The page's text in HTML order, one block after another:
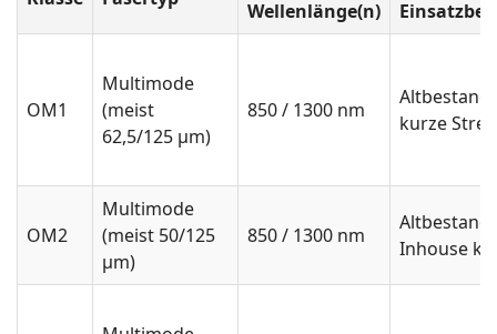
Wellenlänge(n)
OM1
Multimode
(meist
62,5/125 µm)
850 / 1300 nm
Altbestand,
kurze
OM2
Multimode
(meist 50/125
µm)
850 / 1300 nm
Altbestand,
Inhouse